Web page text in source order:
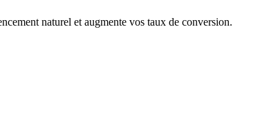
naturel et augmente vos taux de conversion.